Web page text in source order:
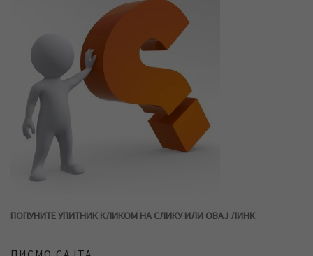
ПОПУНИТЕ УПИТНИК КЛИКОМ НА СЛИКУ ИЛИ ОВАЈ ЛИНК